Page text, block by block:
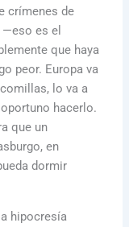
crímenes de
es el
que haya
peor. Europa va
lo va a
hacerlo.
que un
en
dormir
hipocresía